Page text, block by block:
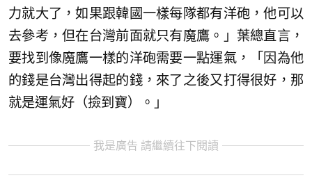
力就大了，如果跟韓國一樣每隊都有洋砲，他可以
去參考，但在台灣前面就只有魔鷹。」葉總直言，
要找到像魔鷹一樣的洋砲需要一點運氣，「因為他
的錢是台灣出得起的錢，來了之後又打得很好，那
就是運氣好（撿到寶）。」
我是廣告 請繼續往下閱讀